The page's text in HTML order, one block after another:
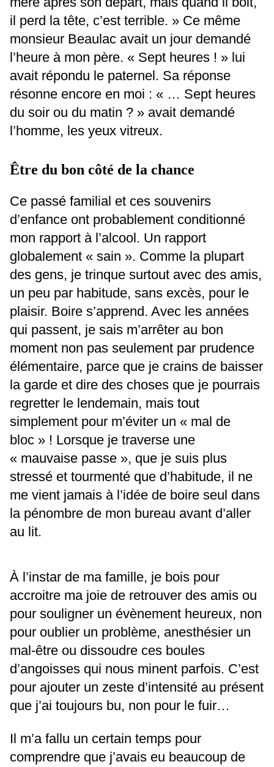
il perd la tête, c’est terrible. » Ce même
monsieur Beaulac avait un jour demandé
l’heure à mon père. « Sept heures ! » lui
avait répondu le paternel. Sa réponse
résonne encore en moi : « … Sept heures
du soir ou du matin ? » avait demandé
l’homme, les yeux vitreux.
Être du bon côté de la chance
Ce passé familial et ces souvenirs
d’enfance ont probablement conditionné
mon rapport à l’alcool. Un rapport
globalement « sain ». Comme la plupart
des gens, je trinque surtout avec des amis,
un peu par habitude, sans excès, pour le
plaisir. Boire s’apprend. Avec les années
qui passent, je sais m’arrêter au bon
moment non pas seulement par prudence
élémentaire, parce que je crains de baisser
la garde et dire des choses que je pourrais
regretter le lendemain, mais tout
simplement pour m’éviter un « mal de
bloc » ! Lorsque je traverse une
« mauvaise passe », que je suis plus
stressé et tourmenté que d’habitude, il ne
me vient jamais à l’idée de boire seul dans
la pénombre de mon bureau avant d’aller
au lit.
À l’instar de ma famille, je bois pour
accroitre ma joie de retrouver des amis ou
pour souligner un évènement heureux, non
pour oublier un problème, anesthésier un
mal-être ou dissoudre ces boules
d’angoisses qui nous minent parfois. C’est
pour ajouter un zeste d’intensité au présent
que j’ai toujours bu, non pour le fuir…
Il m’a fallu un certain temps pour
comprendre que j’avais eu beaucoup de